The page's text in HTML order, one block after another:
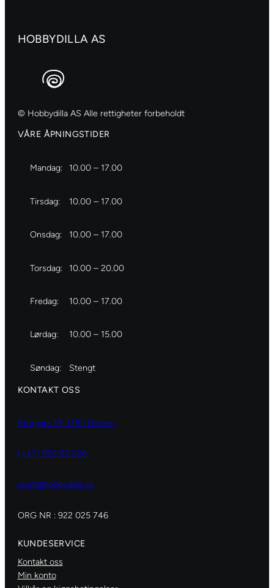
HOBBYDILLA AS
© Hobbydilla AS Alle rettigheter forbeholdt
VÅRE ÅPNINGSTIDER
Mandag: 10.00 – 17.00
Tirsdag: 10.00 – 17.00
Onsdag: 10.00 – 17.00
Torsdag: 10.00 – 20.00
Fredag: 10.00 – 17.00
Lørdag: 10.00 – 15.00
Søndag: Stengt
KONTAKT OSS
Storgata 19, 3182 Horten
(+47) 929 82 626
post@hobbydilla.no
ORG NR : 922 025 746
KUNDESERVICE
Kontakt oss
Min konto